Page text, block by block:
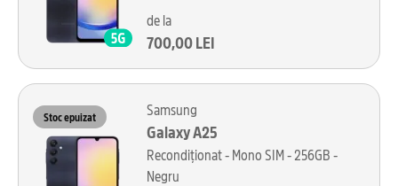
de la
700,00 LEI
Stoc epuizat Samsung
Galaxy A25
Recondiționat - Mono SIM - 256GB -
Negru